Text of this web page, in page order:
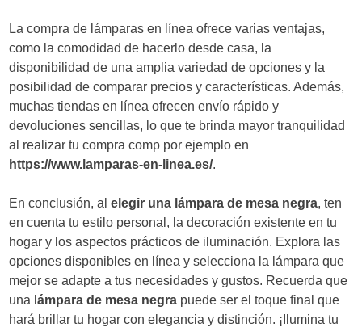
La compra de lámparas en línea ofrece varias ventajas,
como la comodidad de hacerlo desde casa, la
disponibilidad de una amplia variedad de opciones y la
posibilidad de comparar precios y características. Además,
muchas tiendas en línea ofrecen envío rápido y
devoluciones sencillas, lo que te brinda mayor tranquilidad
al realizar tu compra comp por ejemplo en
https://www.lamparas-en-linea.es/.
En conclusión, alelegir una lámpara de mesa negra, ten
en cuenta tu estilo personal, la decoración existente en tu
hogar y los aspectos prácticos de iluminación. Explora las
opciones disponibles en línea y selecciona la lámpara que
mejor se adapte a tus necesidades y gustos. Recuerda que
una lámpara de mesa negra puede ser el toque final que
hará brillar tu hogar con elegancia y distinción. ¡Ilumina tu